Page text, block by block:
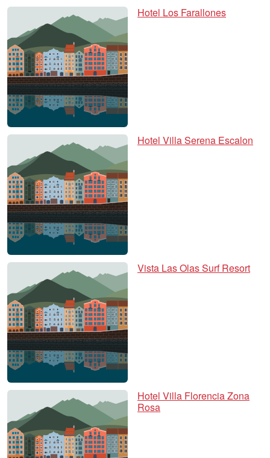
Hotel Los Farallones
Hotel Villa Serena Escalon
Vista Las Olas Surf Resort
Hotel Villa Florencia Zona
Rosa